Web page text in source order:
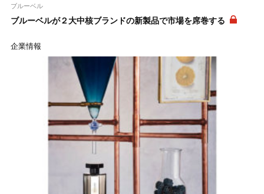
ブルーベル
ブルーベルが２大中核ブランドの新製品で市場を席巻する
企業情報